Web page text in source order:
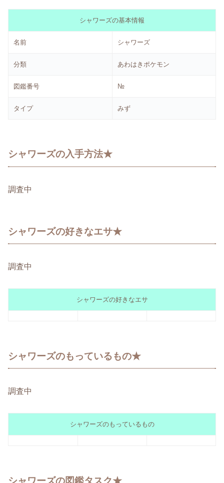
シャワーズの基本情報
名前 シャワーズ
分類 あわはきポケモン
図鑑番号 №
タイプ みず
シャワーズの入手方法★
調査中
シャワーズの好きなエサ★
調査中
シャワーズの好きなエサ
シャワーズのもっているもの★
調査中
シャワーズのもっているもの
シャワーズの図鑑タスク★